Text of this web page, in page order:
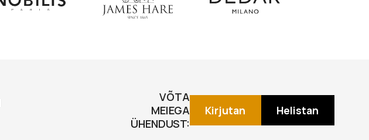
VÕTA
MEIEGA
ÜHENDUST:
Kirjutan Helistan